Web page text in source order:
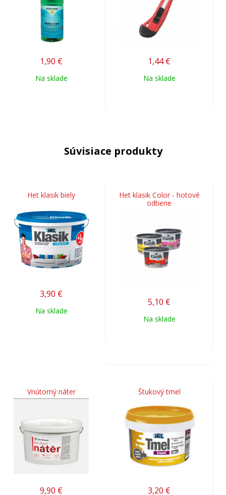
1,90 €
Na sklade
1,44 €
Na sklade
Súvisiace produkty
Het klasik biely
3,90 €
Na sklade
Het klasik Color - hotové
odtiene
5,10 €
Na sklade
Vnútorný náter
9,90 €
Štukový tmel
3,20 €